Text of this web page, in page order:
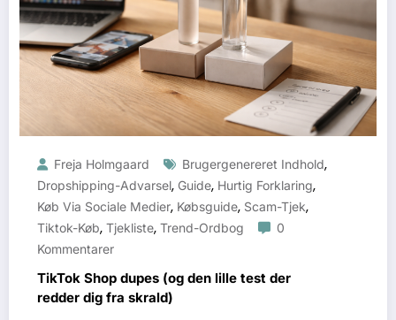
Freja Holmgaard Brugergenereret Indhold,
Dropshipping-Advarsel, Guide, Hurtig Forklaring,
Køb Via Sociale Medier, Købsguide, Scam-Tjek,
Tiktok-Køb, Tjekliste, Trend-Ordbog
0
Kommentarer
TikTok Shop dupes (og den lille test der
redder dig fra skrald)